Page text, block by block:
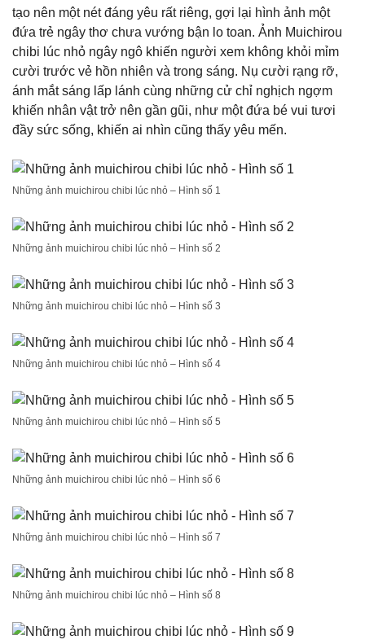
tạo nên một nét đáng yêu rất riêng, gợi lại hình ảnh một
đứa trẻ ngây thơ chưa vướng bận lo toan. Ảnh Muichirou
chibi lúc nhỏ ngây ngô khiến người xem không khỏi mỉm
cười trước vẻ hồn nhiên và trong sáng. Nụ cười rạng rỡ,
ánh mắt sáng lấp lánh cùng những cử chỉ nghịch ngợm
khiến nhân vật trở nên gần gũi, như một đứa bé vui tươi
đầy sức sống, khiến ai nhìn cũng thấy yêu mến.
Những ảnh muichirou chibi lúc nhỏ – Hình số 1
Những ảnh muichirou chibi lúc nhỏ – Hình số 2
Những ảnh muichirou chibi lúc nhỏ – Hình số 3
Những ảnh muichirou chibi lúc nhỏ – Hình số 4
Những ảnh muichirou chibi lúc nhỏ – Hình số 5
Những ảnh muichirou chibi lúc nhỏ – Hình số 6
Những ảnh muichirou chibi lúc nhỏ – Hình số 7
Những ảnh muichirou chibi lúc nhỏ – Hình số 8